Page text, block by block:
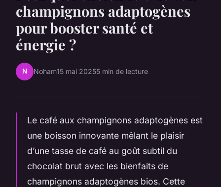
champignons adaptogènes
pour booster santé et
énergie ?
N Noham15 mai 20255 min de lecture
Le café aux champignons adaptogènes est
une boisson innovante mêlant le plaisir
d’une tasse de café au goût subtil du
chocolat brut avec les bienfaits de
champignons adaptogènes bios. Cette